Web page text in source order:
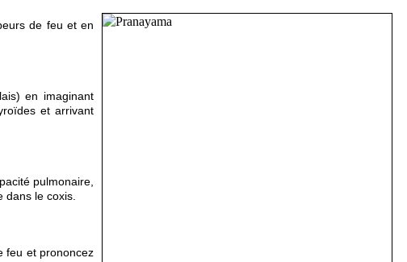
de feu et en
en imaginant
et arrivant
pulmonaire,
le coxis.
feu et prononcez